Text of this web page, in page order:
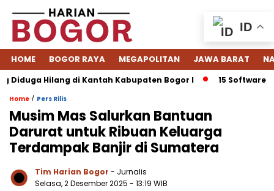
HOME BOGOR RAYA MEGAPOLITAN JAWA BARAT
Hilang di Kantah Kabupaten Bogor I 15 Software
Home / Pers Rilis
Musim Mas Salurkan Bantuan
Darurat untuk Ribuan Keluarga
Terdampak Banjir di Sumatera
Tim Harian Bogor - Jurnalis
Selasa, 2 Desember 2025 - 13:19 WIB
ID